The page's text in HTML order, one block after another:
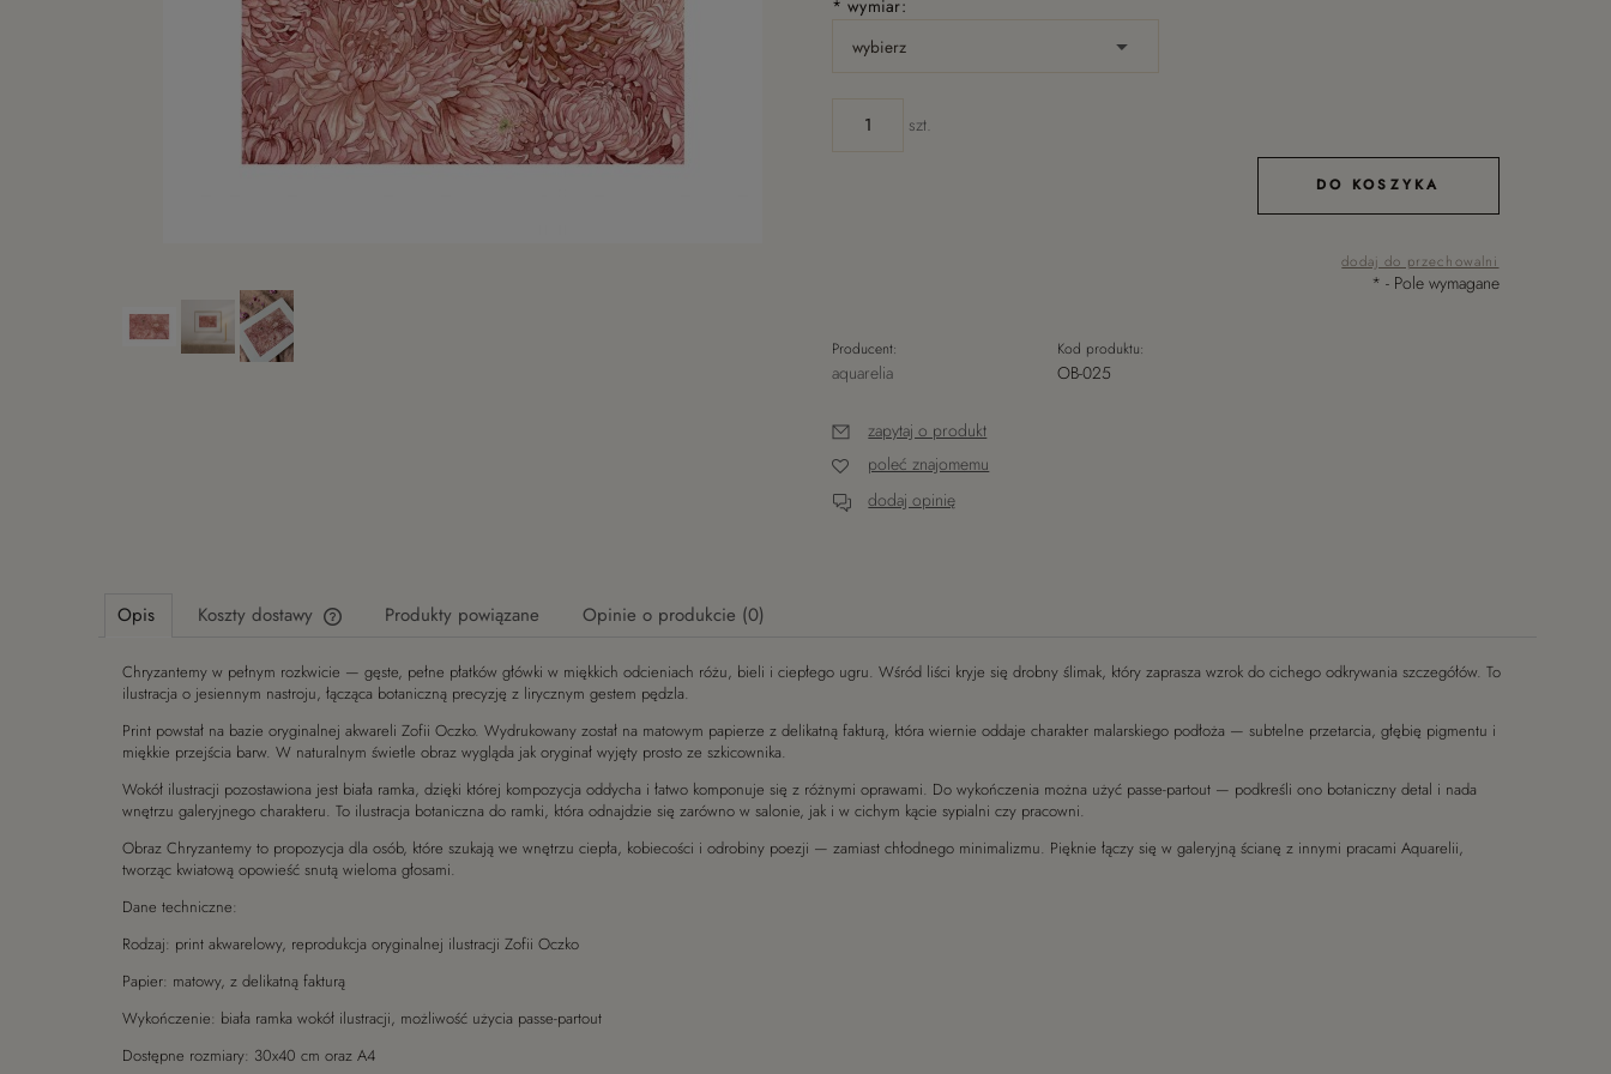
* wymiar:
szt.
DO KOSZYKA
dodaj do przechowalni
* - Pole wymagane
Producent:
aquarelia
Kod produktu:
OB-025
zapytaj o produkt
poleć znajomemu
dodaj opinię
Opis Koszty dostawy
Cena nie zawiera ewentualnych kosztów
płatności
Produkty powiązane Opinie o produkcie (0)
Chryzantemy w pełnym rozkwicie — gęste, pełne płatków główki w miękkich odcieniach różu, bieli i ciepłego ugru. Wśród liści kryje się drobny ślimak, który zaprasza wzrok do cichego odkrywania szczegółów. To
ilustracja o jesiennym nastroju, łącząca botaniczną precyzję z lirycznym gestem pędzla.
Print powstał na bazie oryginalnej akwareli Zofii Oczko. Wydrukowany został na matowym papierze z delikatną fakturą, która wiernie oddaje charakter malarskiego podłoża — subtelne przetarcia, głębię pigmentu i
miękkie przejścia barw. W naturalnym świetle obraz wygląda jak oryginał wyjęty prosto ze szkicownika.
Wokół ilustracji pozostawiona jest biała ramka, dzięki której kompozycja oddycha i łatwo komponuje się z różnymi oprawami. Do wykończenia można użyć passe-partout — podkreśli ono botaniczny detal i nada
wnętrzu galeryjnego charakteru. To ilustracja botaniczna do ramki, która odnajdzie się zarówno w salonie, jak i w cichym kącie sypialni czy pracowni.
Obraz Chryzantemy to propozycja dla osób, które szukają we wnętrzu ciepła, kobiecości i odrobiny poezji — zamiast chłodnego minimalizmu. Pięknie łączy się w galeryjną ścianę z innymi pracami Aquarelii,
tworząc kwiatową opowieść snutą wieloma głosami.
Dane techniczne:
Rodzaj: print akwarelowy, reprodukcja oryginalnej ilustracji Zofii Oczko
Papier: matowy, z delikatną fakturą
Wykończenie: biała ramka wokół ilustracji, możliwość użycia passe-partout
Dostępne rozmiary: 30x40 cm oraz A4